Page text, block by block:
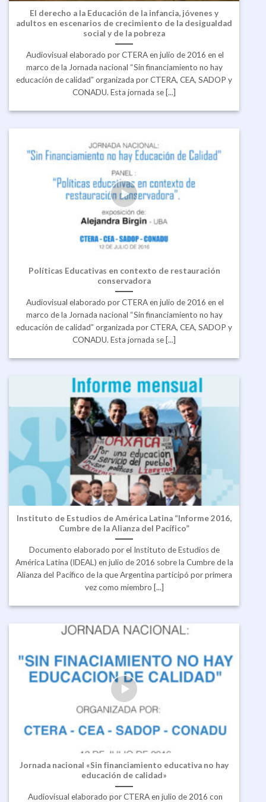
El derecho a la Educación de la infancia, jóvenes y
adultos en escenarios de crecimiento de la desigualdad
social y de la pobreza
Audiovisual elaborado por CTERA en julio de 2016 en el
marco de la Jornada nacional “Sin financiamiento no hay
educación de calidad” organizada por CTERA, CEA, SADOP y
CONADU. Esta jornada se [...]
Políticas Educativas en contexto de restauración
conservadora
Audiovisual elaborado por CTERA en julio de 2016 en el
marco de la Jornada nacional “Sin financiamiento no hay
educación de calidad” organizada por CTERA, CEA, SADOP y
CONADU. Esta jornada se [...]
Instituto de Estudios de América Latina “Informe 2016,
Cumbre de la Alianza del Pacífico”
Documento elaborado por el Instituto de Estudios de
América Latina (IDEAL) en julio de 2016 sobre la Cumbre de la
Alianza del Pacífico de la que Argentina participó por primera
vez como miembro [...]
Jornada nacional «Sin financiamiento educativa no hay
educación de calidad»
Audiovisual elaborado por CTERA en julio de 2016 con